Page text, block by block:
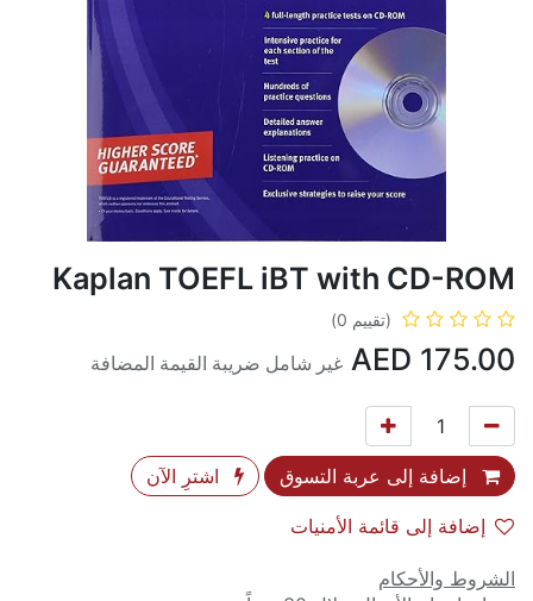
Kaplan TOEFL iBT with CD-ROM
(تقييم 0)
175.00 غير شامل ضريبة القيمة المضافة
إضافة إلى عربة التسوق اشترِ الآن
إضافة إلى قائمة الأمنيات
الشروط والأحكام